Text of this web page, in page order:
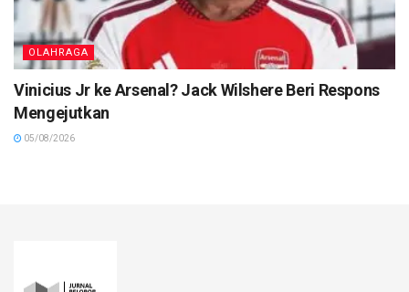
OLAHRAGA
Vinicius Jr ke Arsenal? Jack Wilshere Beri Respons
Mengejutkan
05/08/2026